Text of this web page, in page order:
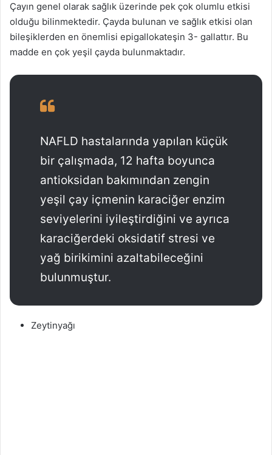
Çayın genel olarak sağlık üzerinde pek çok olumlu etkisi
olduğu bilinmektedir. Çayda bulunan ve sağlık etkisi olan
bileşiklerden en önemlisi epigallokateşin 3- gallattır. Bu
madde en çok yeşil çayda bulunmaktadır.
NAFLD hastalarında yapılan küçük
bir çalışmada, 12 hafta boyunca
antioksidan bakımından zengin
yeşil çay içmenin karaciğer enzim
seviyelerini iyileştirdiğini ve ayrıca
karaciğerdeki oksidatif stresi ve
yağ birikimini azaltabileceğini
bulunmuştur.
Zeytinyağı